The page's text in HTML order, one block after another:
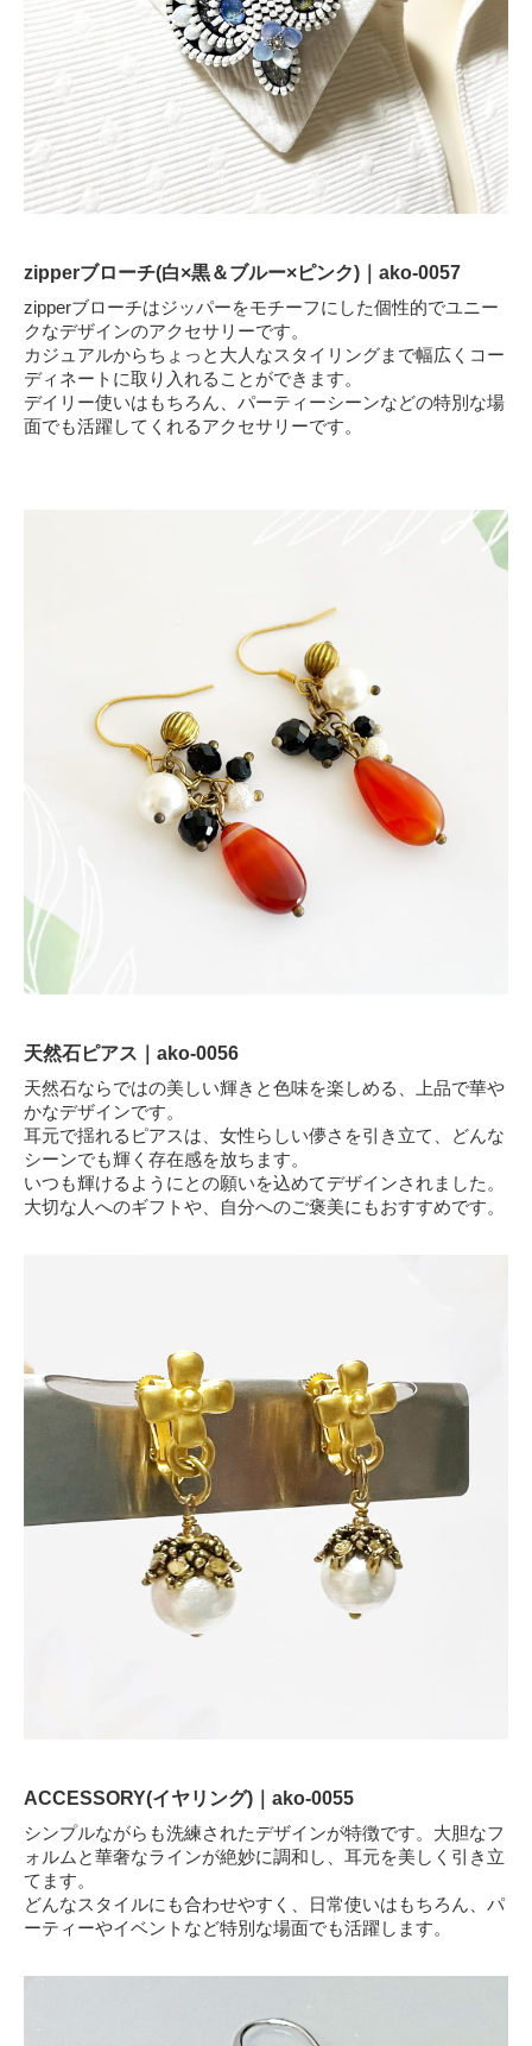
zipperブローチ(白×黒＆ブルー×ピンク)｜ako-0057
zipperブローチはジッパーをモチーフにした個性的でユニー
クなデザインのアクセサリーです。
カジュアルからちょっと大人なスタイリングまで幅広くコー
ディネートに取り入れることができます。
デイリー使いはもちろん、パーティーシーンなどの特別な場
面でも活躍してくれるアクセサリーです。
天然石ピアス｜ako-0056
天然石ならではの美しい輝きと色味を楽しめる、上品で華や
かなデザインです。
耳元で揺れるピアスは、女性らしい儚さを引き立て、どんな
シーンでも輝く存在感を放ちます。
いつも輝けるようにとの願いを込めてデザインされました。
大切な人へのギフトや、自分へのご褒美にもおすすめです。
ACCESSORY(イヤリング)｜ako-0055
シンプルながらも洗練されたデザインが特徴です。大胆なフ
ォルムと華奢なラインが絶妙に調和し、耳元を美しく引き立
てます。
どんなスタイルにも合わせやすく、日常使いはもちろん、パ
ーティーやイベントなど特別な場面でも活躍します。